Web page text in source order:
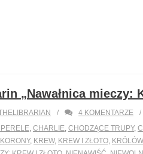
„Nawałnica mieczy:
4 KOMENTARZE
, CHARLIE, CHODZĄCE TRUPY,
KORONY, KREW, KREW I ZŁOTO, KRÓLÓW